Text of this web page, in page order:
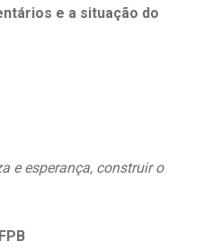
e a situação do
e esperança, construir o